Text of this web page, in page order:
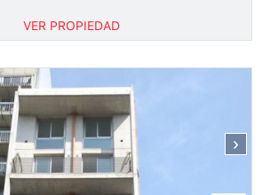
VER PROPIEDAD
›